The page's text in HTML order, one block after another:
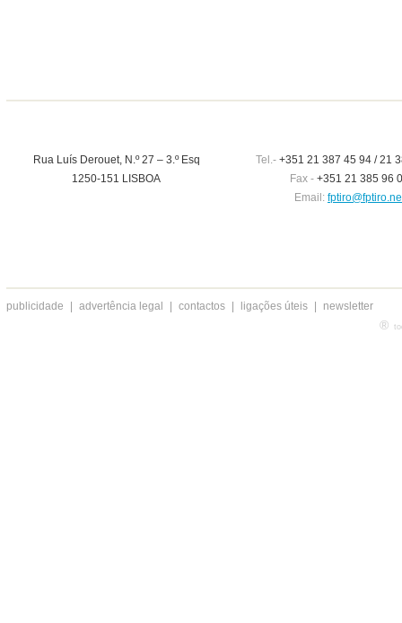
Rua Luís Derouet, N.º 27 – 3.º Esq
1250-151 LISBOA
Tel.-+351 21 387 45 94 / 21
Fax - +351 21 385 96
Email:
publicidade advertência legal contactos ligações úteis newsletter
®